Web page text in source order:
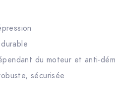
du moteur et anti-
sécurisée